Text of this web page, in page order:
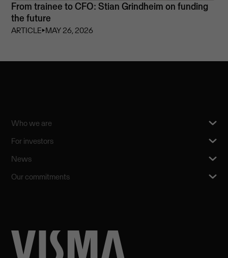
From trainee to CFO: Stian Grindheim on funding
the future
ARTICLE⏵MAY 26, 2026
Who we are
For investors
News
Our commitments